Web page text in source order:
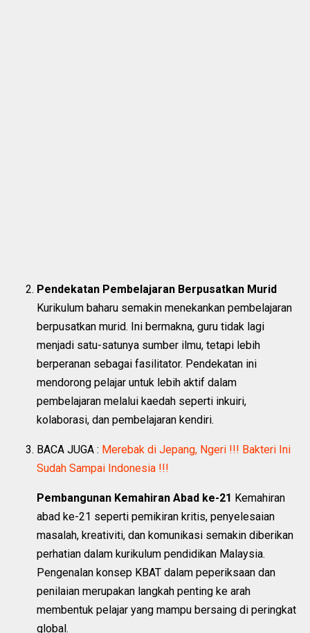
Pendekatan Pembelajaran Berpusatkan Murid
Kurikulum baharu semakin menekankan pembelajaran
berpusatkan murid. Ini bermakna, guru tidak lagi
menjadi satu-satunya sumber ilmu, tetapi lebih
berperanan sebagai fasilitator. Pendekatan ini
mendorong pelajar untuk lebih aktif dalam
pembelajaran melalui kaedah seperti inkuiri,
kolaborasi, dan pembelajaran kendiri.
BACA JUGA : Merebak di Jepang, Ngeri !!! Bakteri Ini
Sudah Sampai Indonesia !!!
Pembangunan Kemahiran Abad ke-21 Kemahiran
abad ke-21 seperti pemikiran kritis, penyelesaian
masalah, kreativiti, dan komunikasi semakin diberikan
perhatian dalam kurikulum pendidikan Malaysia.
Pengenalan konsep KBAT dalam peperiksaan dan
penilaian merupakan langkah penting ke arah
membentuk pelajar yang mampu bersaing di peringkat
global.